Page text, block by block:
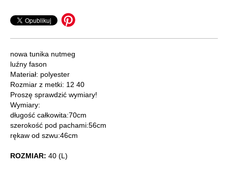
nowa tunika nutmeg
luźny fason
Materiał: polyester
Rozmiar z metki: 12 40
Proszę sprawdzić wymiary!
Wymiary:
długość całkowita:70cm
szerokość pod pachami:56cm
rękaw od szwu:46cm
ROZMIAR: 40 (L)